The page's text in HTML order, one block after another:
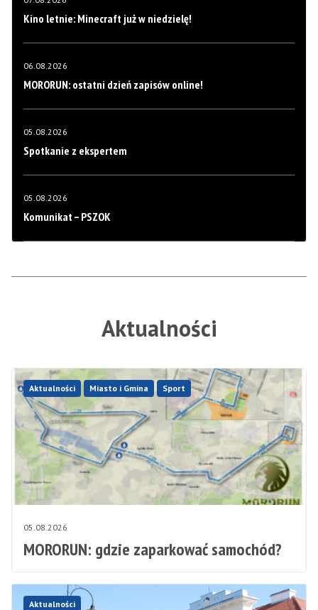
Kino letnie: Minecraft już w niedzielę!
06.08.2026
MORORUN: ostatni dzień zapisów online!
05.08.2026
Spotkanie z ekspertem
05.08.2026
Komunikat – PSZOK
Aktualności
Aktualności Miasto i Gmina Sport
05.08.2026
MORORUN: gdzie zaparkować samochód?
Aktualności